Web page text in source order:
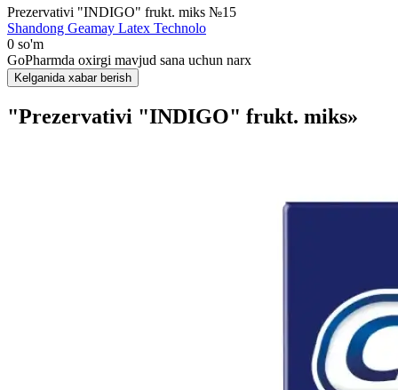
Prezervativi "INDIGO" frukt. miks №15
Shandong Geamay Latex Technolo
0 so'm
GoPharmda oxirgi mavjud sana uchun narx
Kelganida xabar berish
"Prezervativi "INDIGO" frukt. miks»